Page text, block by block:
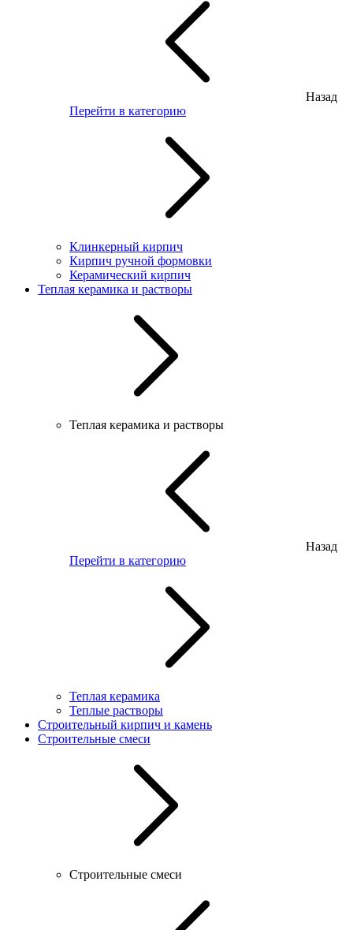
Назад
Перейти в категорию
Клинкерный кирпич
Кирпич ручной формовки
Керамический кирпич
Теплая керамика и растворы
Теплая керамика и растворы
Назад
Перейти в категорию
Теплая керамика
Теплые растворы
Строительный кирпич и камень
Строительные смеси
Строительные смеси